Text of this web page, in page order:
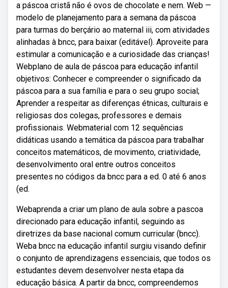
a páscoa cristã não é ovos de chocolate e nem. Web —
modelo de planejamento para a semana da páscoa
para turmas do berçário ao maternal iii, com atividades
alinhadas à bncc, para baixar (editável). Aproveite para
estimular a comunicação e a curiosidade das crianças!
Webplano de aula de páscoa para educação infantil
objetivos: Conhecer e compreender o significado da
páscoa para a sua família e para o seu grupo social;
Aprender a respeitar as diferenças étnicas, culturais e
religiosas dos colegas, professores e demais
profissionais. Webmaterial com 12 sequências
didáticas usando a temática da páscoa para trabalhar
conceitos matemáticos, de movimento, criatividade,
desenvolvimento oral entre outros conceitos
presentes no códigos da bncc para a ed. 0 até 6 anos
(ed.
Webaprenda a criar um plano de aula sobre a pascoa
direcionado para educação infantil, seguindo as
diretrizes da base nacional comum curricular (bncc).
Weba bncc na educação infantil surgiu visando definir
o conjunto de aprendizagens essenciais, que todos os
estudantes devem desenvolver nesta etapa da
educação básica. A partir da bncc, compreendemos